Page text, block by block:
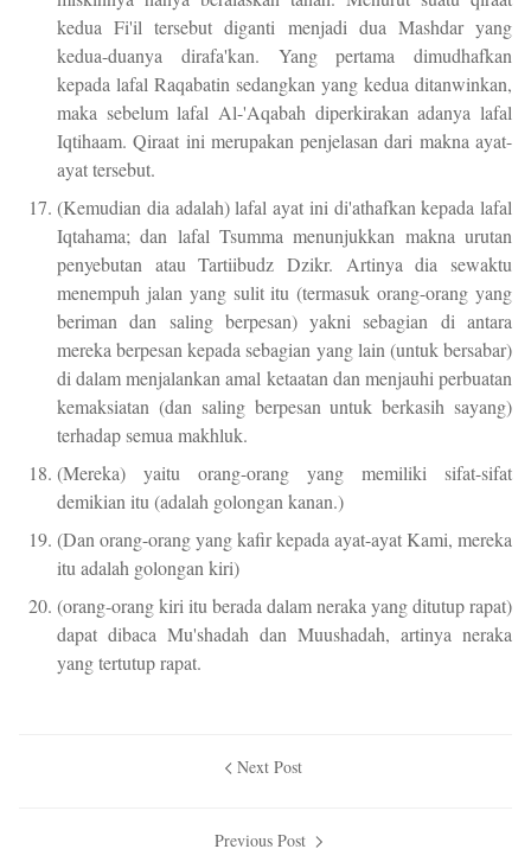
kedua Fi'il tersebut diganti menjadi dua Mashdar yang
kedua-duanya dirafa'kan. Yang pertama dimudhafkan
kepada lafal Raqabatin sedangkan yang kedua ditanwinkan,
maka sebelum lafal Al-'Aqabah diperkirakan adanya lafal
Iqtihaam. Qiraat ini merupakan penjelasan dari makna ayat-
ayat tersebut.
(Kemudian dia adalah) lafal ayat ini di'athafkan kepada lafal
Iqtahama; dan lafal Tsumma menunjukkan makna urutan
penyebutan atau Tartiibudz Dzikr. Artinya dia sewaktu
menempuh jalan yang sulit itu (termasuk orang-orang yang
beriman dan saling berpesan) yakni sebagian di antara
mereka berpesan kepada sebagian yang lain (untuk bersabar)
di dalam menjalankan amal ketaatan dan menjauhi perbuatan
kemaksiatan (dan saling berpesan untuk berkasih sayang)
terhadap semua makhluk.
(Mereka) yaitu orang-orang yang memiliki sifat-sifat
demikian itu (adalah golongan kanan.)
(Dan orang-orang yang kafir kepada ayat-ayat Kami, mereka
itu adalah golongan kiri)
(orang-orang kiri itu berada dalam neraka yang ditutup rapat)
dapat dibaca Mu'shadah dan Muushadah, artinya neraka
yang tertutup rapat.
Next Post
Previous Post